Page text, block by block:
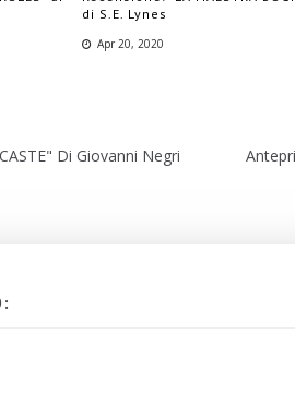
di S.E. Lynes
Apr 20, 2020
Di Giovanni Negri